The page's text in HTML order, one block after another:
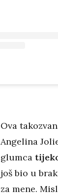
Ova
Angelina
glumca
još bio u
za mene.